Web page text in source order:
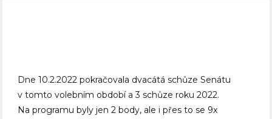
Dne 10.2.2022 pokračovala dvacátá schůze Senátu
v tomto volebním období a 3 schůze roku 2022.
Na programu byly jen 2 body, ale i přes to se 9x